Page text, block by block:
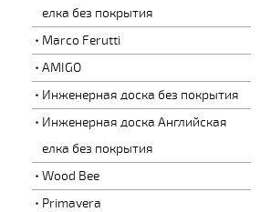
елка без покрытия
Marco Ferutti
AMIGO
Инженерная доска без покрытия
Инженерная доска Английская
елка без покрытия
Wood Bee
Primavera